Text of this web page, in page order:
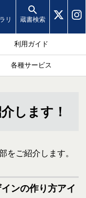
リ 蔵書検索
利用ガイド
各種サービス
します！
をご紹介します。
ンの作り方アイ